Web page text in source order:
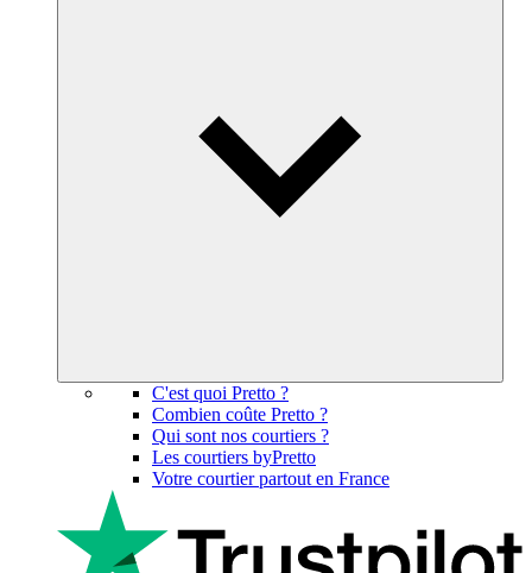
C'est quoi Pretto ?
Combien coûte Pretto ?
Qui sont nos courtiers ?
Les courtiers byPretto
Votre courtier partout en France